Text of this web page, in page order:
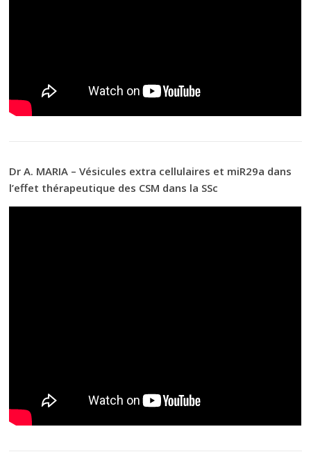
Dr A. MARIA – Vésicules extra cellulaires et miR29a dans
l’effet thérapeutique des CSM dans la SSc